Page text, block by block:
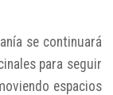
se continuará
para seguir
espacios